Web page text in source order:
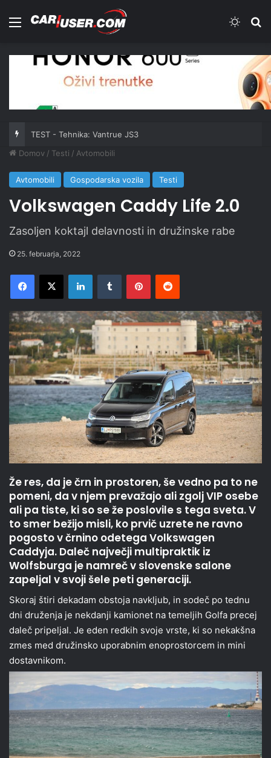
Meni
TEST - Tehnika: Vantrue JS3
Domov / Testi / Avtomobili
Avtomobili Gospodarska vozila Testi
Volkswagen Caddy Life 2.0
Zasoljen koktajl delavnosti in družinske rabe
25. februarja, 2022
Facebook
X LinkedInTumblr PinterestReddit
Že res, da je črn in prostoren, še vedno pa to ne
pomeni, da v njem prevažajo ali zgolj VIP osebe
ali pa tiste, ki so se že poslovile s tega sveta. V
to smer bežijo misli, ko prvič uzrete ne ravno
pogosto v črnino odetega Volkswagen
Caddyja. Daleč največji multipraktik iz
Wolfsburga je namreč v slovenske salone
zapeljal v svoji šele peti generaciji.
Skoraj štiri dekadam obstoja navkljub, in sodeč po tednu
dni druženja je nekdanji kamionet na temeljih Golfa precej
daleč pripeljal. Je eden redkih svoje vrste, ki so nekakšna
zmes med družinsko uporabnim enoprostorcem in mini
dostavnikom.